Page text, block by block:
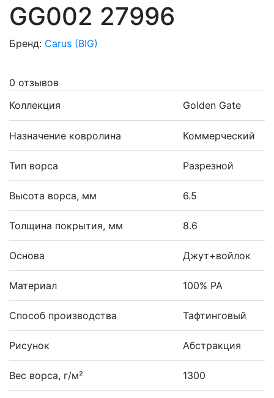
GG002 27996
Бренд: Carus (BIG)
0 отзывов
Коллекция
Golden Gate
Назначение ковролина Коммерческий
Тип ворса Разрезной
Высота ворса, мм 6.5
Толщина покрытия, мм 8.6
Основа Джут+войлок
Материал 100% PA
Способ производства Тафтинговый
Рисунок Абстракция
Вес ворса, г/м² 1300